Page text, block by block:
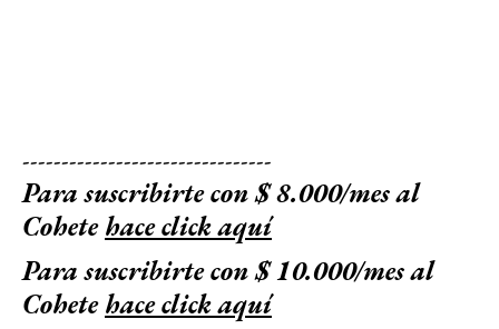
--------------------------------
Para suscribirte con $ 8.000/mes al
Cohetehace click aquí
Para suscribirte con $ 10.000/mes al
Cohetehace click aquí